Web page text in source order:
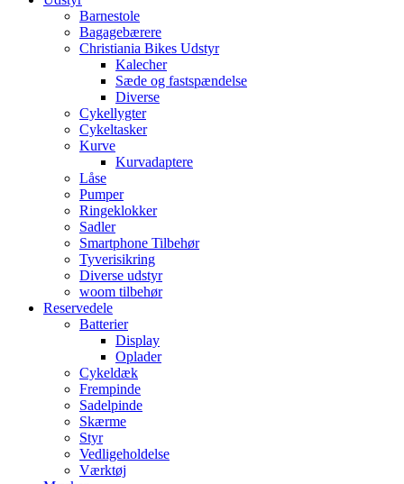
Barnestole
Bagagebærere
Christiania Bikes Udstyr
Kalecher
Sæde og fastspændelse
Diverse
Cykellygter
Cykeltasker
Kurve
Kurvadaptere
Låse
Pumper
Ringeklokker
Sadler
Smartphone Tilbehør
Tyverisikring
Diverse udstyr
woom tilbehør
Reservedele
Batterier
Display
Oplader
Cykeldæk
Frempinde
Sadelpinde
Skærme
Styr
Vedligeholdelse
Værktøj